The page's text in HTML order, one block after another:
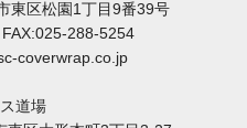
東区松園1丁目9番39号
288-5254
coverwrap.co.jp
道場